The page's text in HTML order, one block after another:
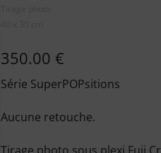
350.00€
Série SuperPOPsitions
Aucune retouche.